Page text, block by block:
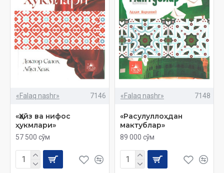
«Falaq nashr» 7146
«Ҳайз ва нифос
ҳукмлари»
57 500 сўм
«Falaq nashr» 7148
«Расулуллоҳдан
мактублар»
89 000 сўм